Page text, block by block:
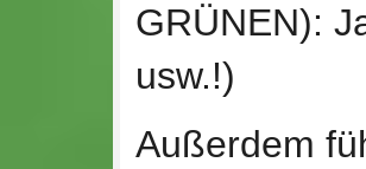
GRÜNEN):
usw.!)
Außerdem